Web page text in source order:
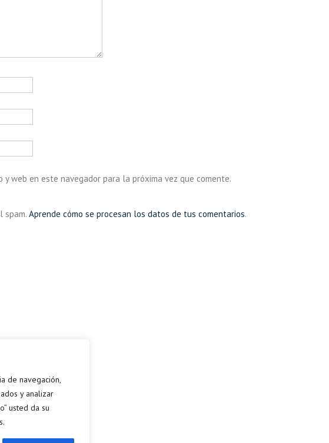
de navegación,
y analizar
usted da su
y web en este navegador para la próxima vez que comente.
spam. Aprende cómo se procesan los datos de tus comentarios.